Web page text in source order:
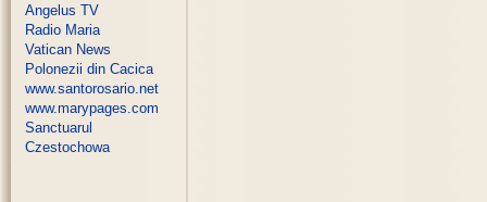
Angelus TV
Radio Maria
Vatican News
Polonezii din Cacica
www.santorosario.net
www.marypages.com
Sanctuarul
Czestochowa